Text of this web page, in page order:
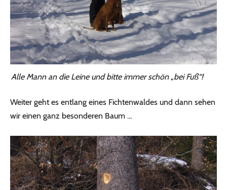
Alle Mann an die Leine und bitte immer schön „bei Fuß“!
Weiter geht es entlang eines Fichtenwaldes und dann sehen
wir einen ganz besonderen Baum …